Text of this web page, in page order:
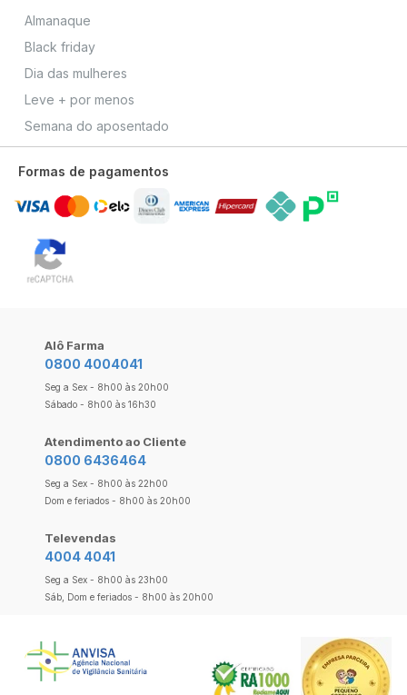
Almanaque
Black friday
Dia das mulheres
Leve + por menos
Semana do aposentado
Formas de pagamentos
Alô Farma
0800 4004041
Seg a Sex - 8h00 às 20h00
Sábado - 8h00 às 16h30
Atendimento ao Cliente
0800 6436464
Seg a Sex - 8h00 às 22h00
Dom e feriados - 8h00 às 20h00
Televendas
4004 4041
Seg a Sex - 8h00 às 23h00
Sáb, Dom e feriados - 8h00 às 20h00